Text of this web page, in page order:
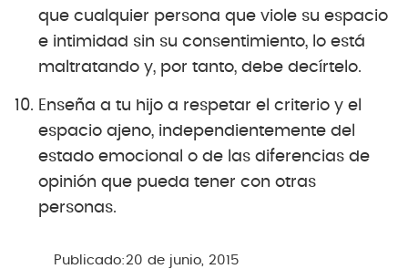
que cualquier persona que viole su espacio
e intimidad sin su consentimiento, lo está
maltratando y, por tanto, debe decírtelo.
Enseña a tu hijo a respetar el criterio y el
espacio ajeno, independientemente del
estado emocional o de las diferencias de
opinión que pueda tener con otras
personas.
Publicado: 20 de junio, 2015